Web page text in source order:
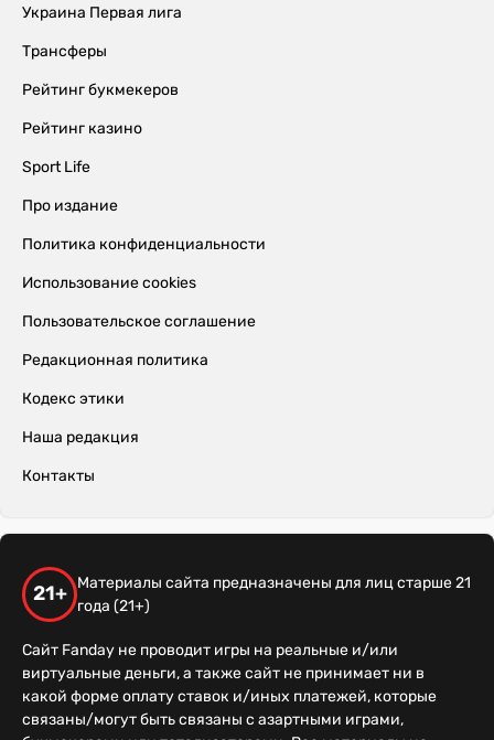
Украина Первая лига
Трансферы
Рейтинг букмекеров
Рейтинг казино
Sport Life
Про издание
Политика конфиденциальности
Использование cookies
Пользовательское соглашение
Редакционная политика
Кодекс этики
Наша редакция
Контакты
21+
Материалы сайта предназначены для лиц старше 21
года (21+)
Сайт Fanday не проводит игры на реальные и/или
виртуальные деньги, а также сайт не принимает ни в
какой форме оплату ставок и/иных платежей, которые
связаны/могут быть связаны с азартными играми,